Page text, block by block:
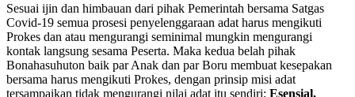
Sesuai ijin dan himbauan dari pihak Pemerintah bersama Satgas
Covid-19 semua prosesi penyelenggaraan adat harus mengikuti
Prokes dan atau mengurangi seminimal mungkin mengurangi
kontak langsung sesama Peserta. Maka kedua belah pihak
Bonahasuhuton baik par Anak dan par Boru membuat kesepakan
bersama harus mengikuti Prokes, dengan prinsip misi adat
tersampaikan tidak mengurangi nilai adat itu sendiri; Esensial,